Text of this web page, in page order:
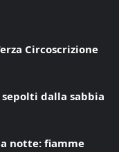
Circoscrizione
dalla sabbia
notte: fiamme